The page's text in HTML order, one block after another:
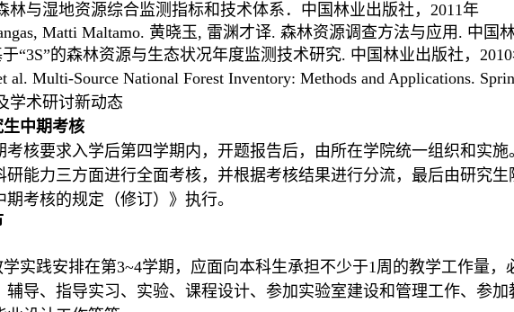
林与湿地资源综合监测指标和技术体系．中国林业出版社， 2011年
Matti Maltamo. 黄晓玉, 雷渊才译. 森林资源调查方法与应用 . 中国
“3S”的森林资源与生态状况年度监测技术研究. 中国林业出版社， 2010
al. Multi-Source National Forest Inventory: Methods and Applications.
学术研讨新动态
中期考核
考核要求入学后第四学期内，开题报告后，由所在学院统一组织和实施
研能力三方面进行全面考核，并根据考核结果进行分流，最后由研究
考核的规定（修订）》执行。
实践安排在第3~4学期 ，应面向本科生承担不少于1周的教学工作量，
辅导、指导实习、实验、课程设计、参加实验室建设和管理工作、参